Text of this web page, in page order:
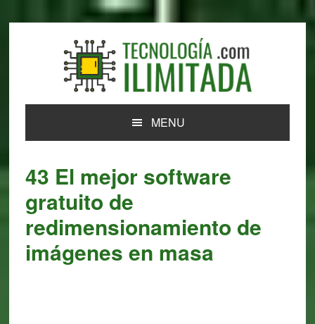
MENU
43 El mejor software
gratuito de
redimensionamiento de
imágenes en masa